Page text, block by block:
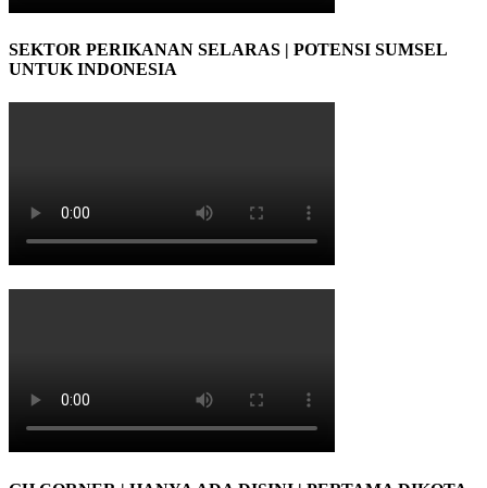
SEKTOR PERIKANAN SELARAS | POTENSI SUMSEL
UNTUK INDONESIA